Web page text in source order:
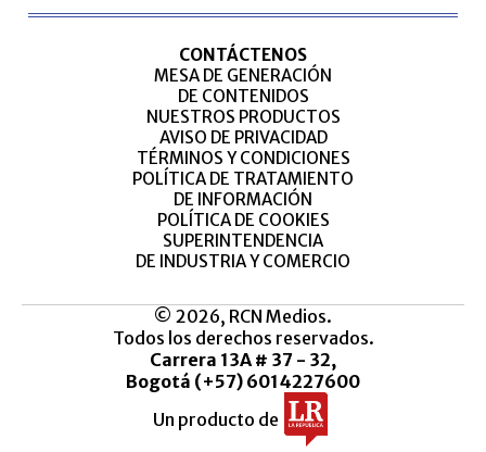
CONTÁCTENOS
MESA DE GENERACIÓN
DE CONTENIDOS
NUESTROS PRODUCTOS
AVISO DE PRIVACIDAD
TÉRMINOS Y CONDICIONES
POLÍTICA DE TRATAMIENTO
DE INFORMACIÓN
POLÍTICA DE COOKIES
SUPERINTENDENCIA
DE INDUSTRIA Y COMERCIO
© 2026, RCN Medios.
Todos los derechos reservados.
Carrera 13A # 37 - 32,
Bogotá (+57) 6014227600
Un producto de